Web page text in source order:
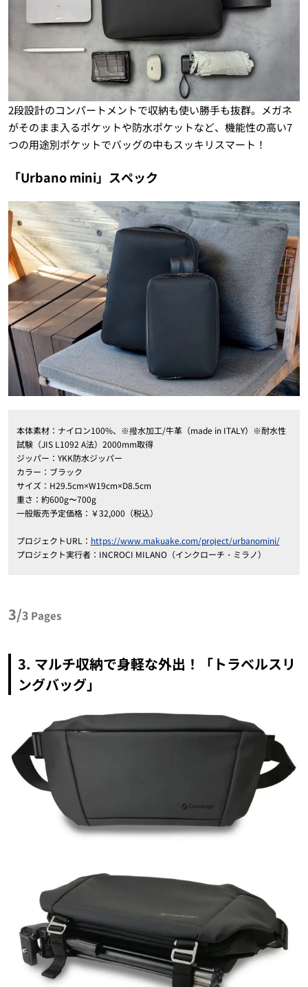
2段設計のコンパートメントで収納も使い勝手も抜群。メガネ
がそのまま入るポケットや防水ポケットなど、機能性の高い7
つの用途別ポケットでバッグの中もスッキリスマート！
「Urbano mini」スペック
本体素材：ナイロン100%、※撥水加工/牛革（made in ITALY）※耐水性
試験（JIS L1092 A法）2000mm取得
ジッパー：YKK防水ジッパー
カラー：ブラック
サイズ：H29.5cm×W19cm×D8.5cm
重さ：約600g〜700g
一般販売予定価格：￥32,000（税込）
プロジェクトURL： https://www.makuake.com/project/urbanomini/
プロジェクト実行者：INCROCI MILANO（インクローチ・ミラノ）
3/3 Pages
3. マルチ収納で身軽な外出！「トラベルスリ
ングバッグ」